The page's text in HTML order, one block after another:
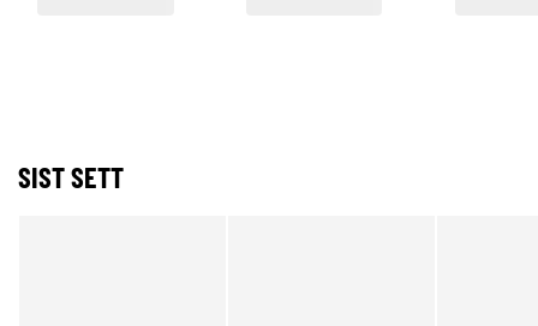
SIST SETT